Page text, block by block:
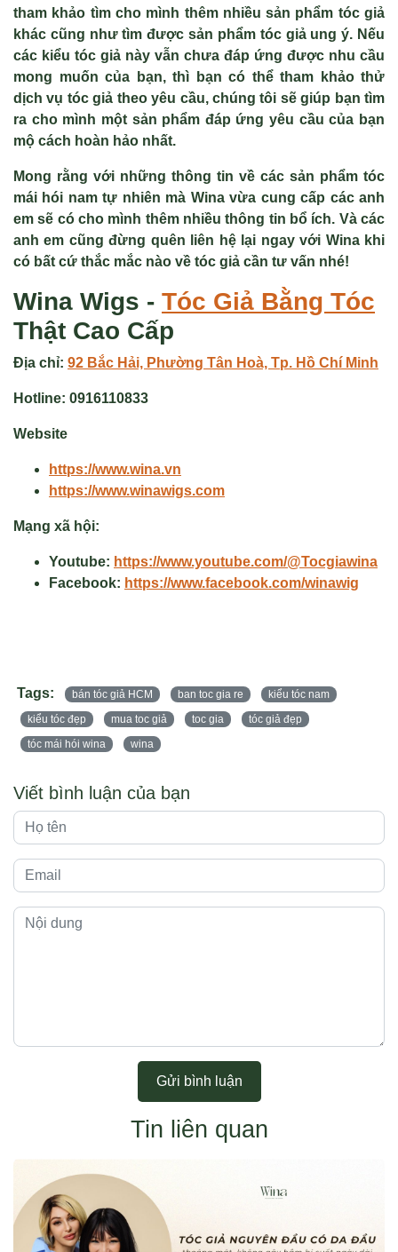
tham khảo tìm cho mình thêm nhiều sản phẩm tóc giả
khác cũng như tìm được sản phẩm tóc giả ung ý. Nếu
các kiểu tóc giả này vẫn chưa đáp ứng được nhu cầu
mong muốn của bạn, thì bạn có thể tham khảo thử
dịch vụ tóc giả theo yêu cầu, chúng tôi sẽ giúp bạn tìm
ra cho mình một sản phẩm đáp ứng yêu cầu của bạn
mộ cách hoàn hảo nhất.
Mong rằng với những thông tin về các sản phẩm tóc
mái hói nam tự nhiên mà Wina vừa cung cấp các anh
em sẽ có cho mình thêm nhiều thông tin bổ ích. Và các
anh em cũng đừng quên liên hệ lại ngay với Wina khi
có bất cứ thắc mắc nào về tóc giả cần tư vấn nhé!
Wina Wigs - Tóc Giả Bằng Tóc
Thật Cao Cấp
Địa chỉ: 92 Bắc Hải, Phường Tân Hoà, Tp. Hồ Chí Minh
Hotline: 0916110833
Website
https://www.wina.vn
https://www.winawigs.com
Mạng xã hội:
Youtube: https://www.youtube.com/@Tocgiawina
Facebook: https://www.facebook.com/winawig
Tags: bán tóc giả HCM ban toc gia re
kiểu tóc nam
kiểu tóc đẹp
mua toc giả toc gia
tóc giả đẹp
tóc mái hói wina
wina
Viết bình luận của bạn
Gửi bình luận
Tin liên quan